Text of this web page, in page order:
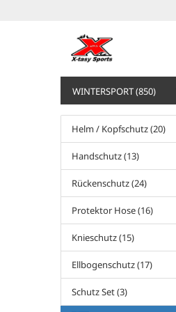
WINTERSPORT (850)
Helm / Kopfschutz (20)
Handschutz (13)
Rückenschutz (24)
Protektor Hose (16)
Knieschutz (15)
Ellbogenschutz (17)
Schutz Set (3)